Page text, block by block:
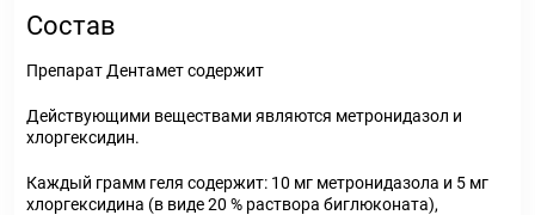
Состав
Препарат Дентамет содержит
Действующими веществами являются метронидазол и
хлоргексидин.
Каждый грамм геля содержит: 10 мг метронидазола и 5 мг
хлоргексидина (в виде 20 % раствора биглюконата),